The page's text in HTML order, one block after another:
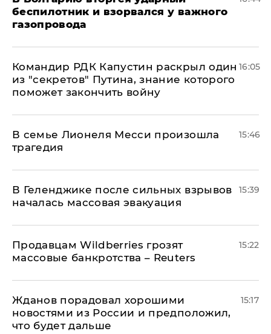
беспилотник и взорвался у важного
газопровода
Командир РДК Капустин раскрыл один
из "секретов" Путина, знание которого
поможет закончить войну
16:05
В семье Лионеля Месси произошла
трагедия
15:46
В Геленджике после сильных взрывов
началась массовая эвакуация
15:39
Продавцам Wildberries грозят
массовые банкротства – Reuters
15:22
Жданов порадовал хорошими
новостями из России и предположил,
что будет дальше
15:17